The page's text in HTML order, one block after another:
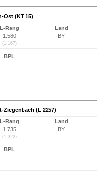
Ost (KT 15)
L-Rang
1.580
(1.167)
Land
BY
BPL
Ziegenbach (L 2257)
L-Rang
1.735
(1.322)
Land
BY
BPL